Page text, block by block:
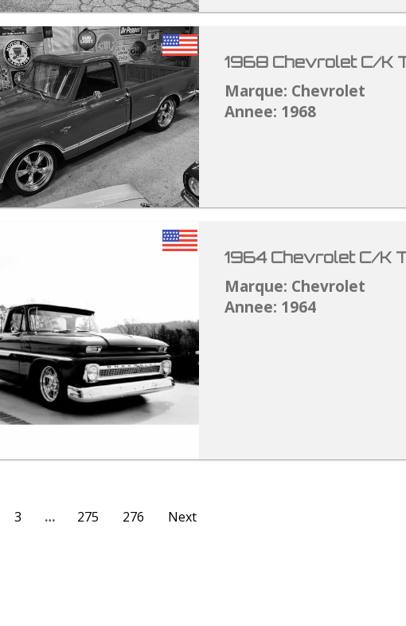
1968 Chevrolet C/K
Marque: Chevrolet
Annee: 1968
1964 Chevrolet C/K
Marque: Chevrolet
Annee: 1964
3 … 275 276 Next